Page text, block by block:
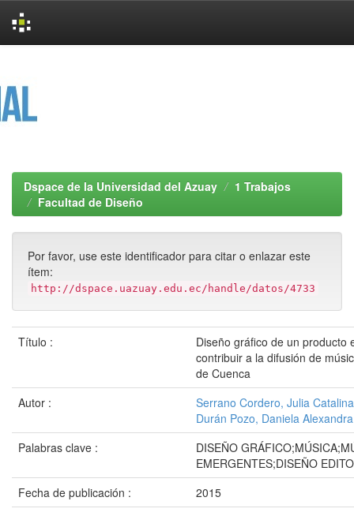
Dspace de la Universidad del Azuay
1 Trabajos
Facultad de Diseño
Por favor, use este identificador para citar o enlazar este
ítem:
http://dspace.uazuay.edu.ec/handle/datos/4733
Título :
Diseño gráfico de un producto
contribuir a la difusión de
de Cuenca
Autor :
Serrano Cordero, Julia Catalina
Durán Pozo, Daniela Alexandra
Palabras clave :
DISEÑO
EMERGENTES;DISEÑO
Fecha de publicación :
2015